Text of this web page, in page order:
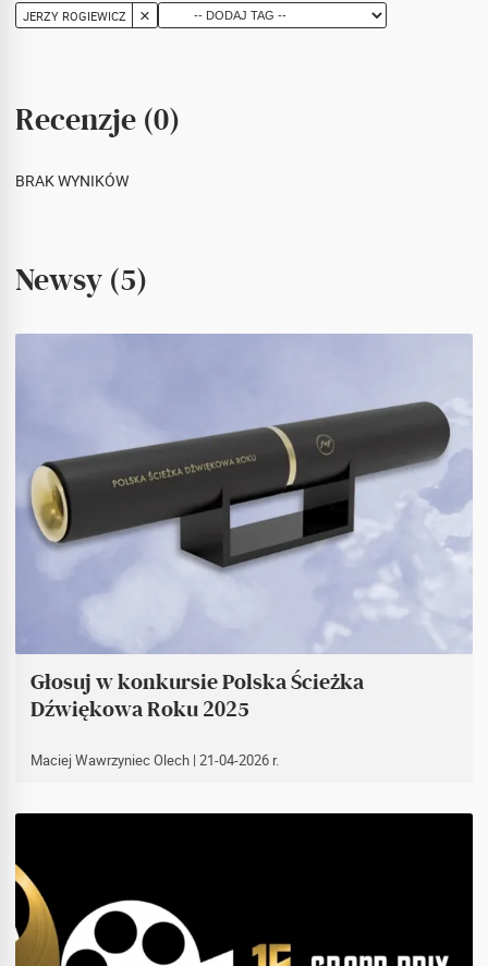
JERZY ROGIEWICZ
Recenzje (0)
BRAK WYNIKÓW
Newsy (5)
Głosuj w konkursie Polska Ścieżka
Dźwiękowa Roku 2025
Maciej Wawrzyniec Olech | 21-04-2026 r.